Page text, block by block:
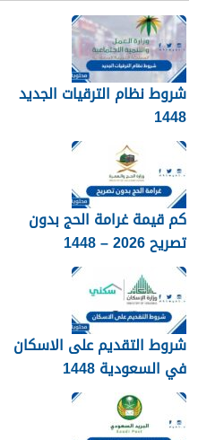
شروط نظام الترقيات الجديد
1448
كم قيمة غرامة الحج بدون
تصريح 2026 – 1448
شروط التقديم على الاسكان
في السعودية 1448